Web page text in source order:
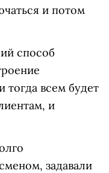
и потом
способ
тогда всем будет
и
задавали